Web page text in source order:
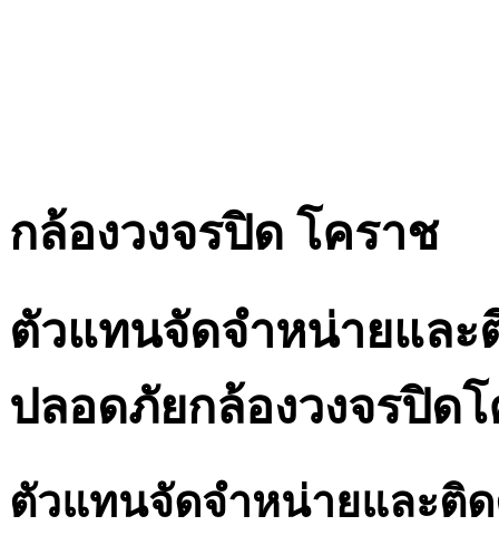
กล้องวงจรปิด โคราช
ตัวแทนจัดจำหน่ายและ
ปลอดภัยกล้องวงจรปิด
ตัวแทนจัดจำหน่ายและติ